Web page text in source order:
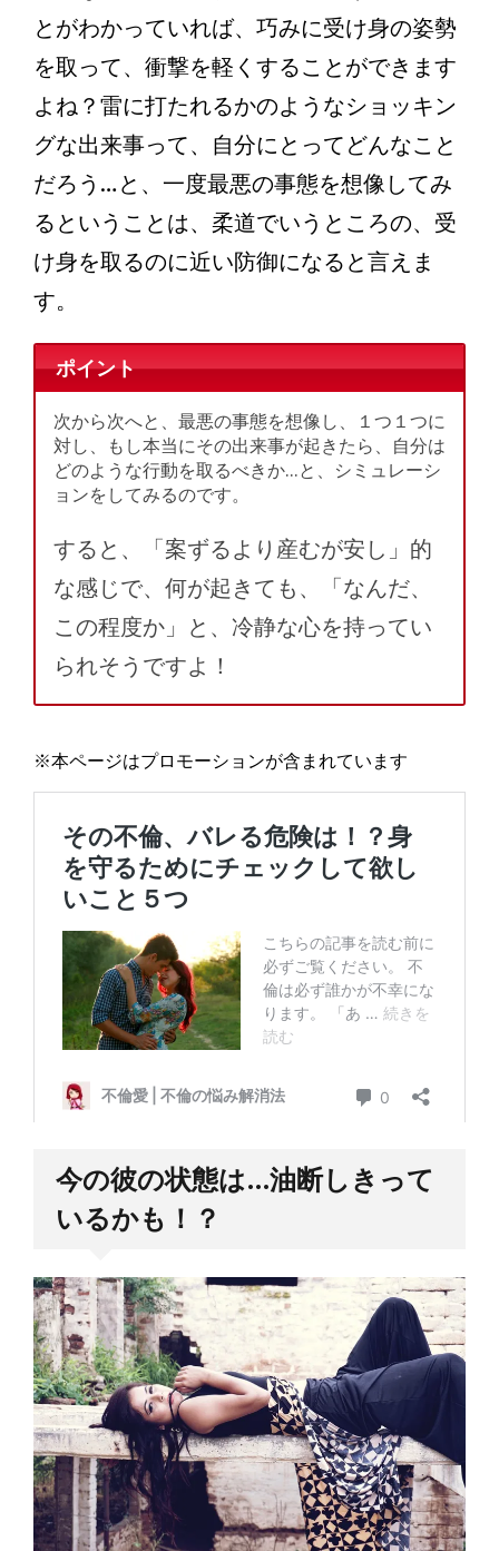
とがわかっていれば、巧みに受け身の姿勢
を取って、衝撃を軽くすることができます
よね？雷に打たれるかのようなショッキン
グな出来事って、自分にとってどんなこと
だろう…と、一度最悪の事態を想像してみ
るということは、柔道でいうところの、受
け身を取るのに近い防御になると言えま
す。
ポイント
次から次へと、最悪の事態を想像し、１つ１つに
対し、もし本当にその出来事が起きたら、自分は
どのような行動を取るべきか…と、シミュレーシ
ョンをしてみるのです。
すると、「案ずるより産むが安し」的
な感じで、何が起きても、「なんだ、
この程度か」と、冷静な心を持ってい
られそうですよ！
今の彼の状態は…油断しきって
いるかも！？